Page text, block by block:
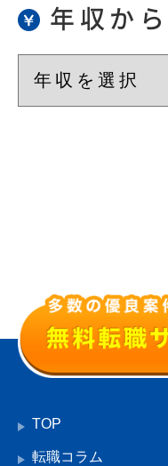
年収か
TOP
転職コラム